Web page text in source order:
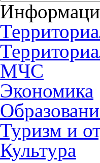
МЧС
Экономика
Туризм и
Культура